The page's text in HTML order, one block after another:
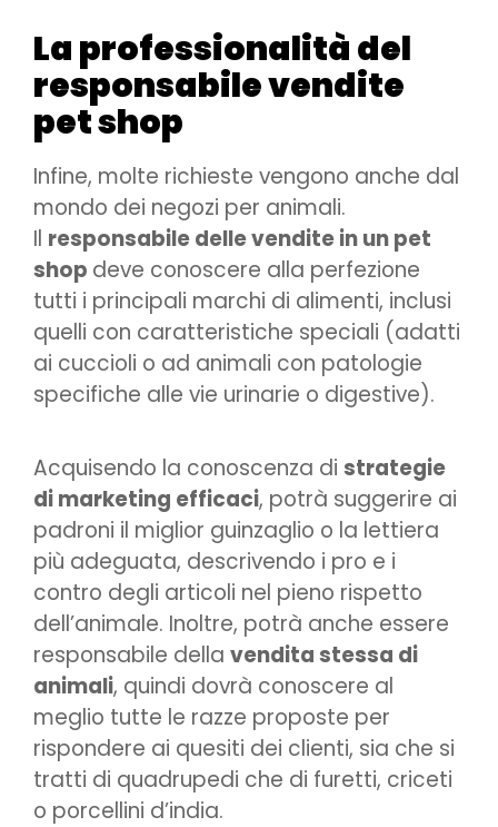
La professionalità del
responsabile vendite
pet shop
Infine, molte richieste vengono anche dal
mondo dei negozi per animali.
Il responsabile delle vendite in un pet
shop deve conoscere alla perfezione
tutti i principali marchi di alimenti, inclusi
quelli con caratteristiche speciali (adatti
ai cuccioli o ad animali con patologie
specifiche alle vie urinarie o digestive).
Acquisendo la conoscenza di strategie
di marketing efficaci, potrà suggerire ai
padroni il miglior guinzaglio o la lettiera
più adeguata, descrivendo i pro e i
contro degli articoli nel pieno rispetto
dell’animale. Inoltre, potrà anche essere
responsabile della vendita stessa di
animali, quindi dovrà conoscere al
meglio tutte le razze proposte per
rispondere ai quesiti dei clienti, sia che si
tratti di quadrupedi che di furetti, criceti
o porcellini d’india.